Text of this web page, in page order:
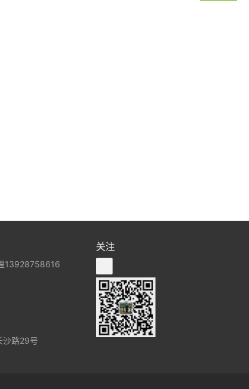
13928758616
沙路29号
关注